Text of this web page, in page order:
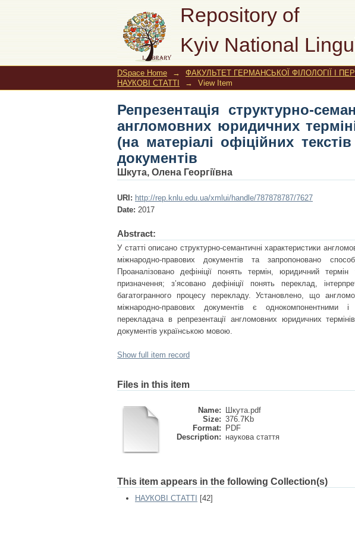
Repository of
Kyiv National
Репрезентація структурно-
юридичних термінів
міжнародно-правових
DSpace Home → ФАКУЛЬТЕТ ГЕРМАНСЬКОЇ ФІЛОЛОГІЇ І
НАУКОВІ СТАТТІ
→ View Item
Репрезентація структурно-
англомовних юридичних
(на матеріалі офіційних
документів
Шкута, Олена Георгіївна
URI: http://rep.knlu.edu.ua/xmlui/handle/787878787/7627
Date: 2017
Abstract:
У статті описано структурно-семантичні характеристики
міжнародно-правових документів та запропоновано
Проаналізовано дефініції понять термін, юридичний
призначення; з’ясовано дефініції понять переклад,
багатогранного процесу перекладу. Установлено, що
міжнародно-правових документів є однокомпонентними
перекладача в репрезентації англомовних юридичних
документів українською мовою.
Show full item record
Files in this item
Name:
Шкута.pdf
Size: 376.7Kb
Format:
PDF
Description: наукова стаття
This item appears in the following Collection(s)
НАУКОВІ СТАТТІ [42]